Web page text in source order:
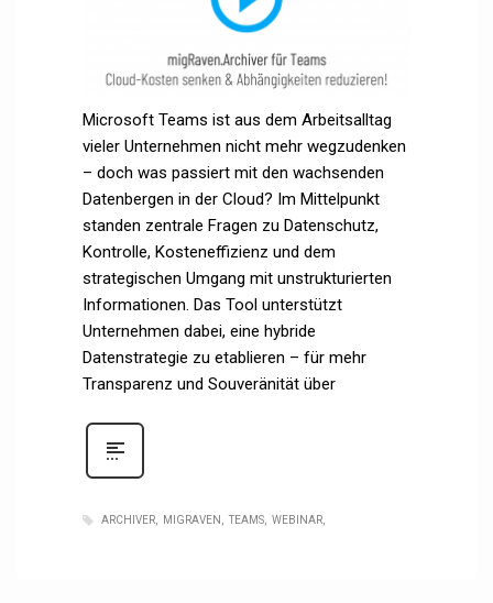
Microsoft Teams ist aus dem Arbeitsalltag
vieler Unternehmen nicht mehr wegzudenken
– doch was passiert mit den wachsenden
Datenbergen in der Cloud? Im Mittelpunkt
standen zentrale Fragen zu Datenschutz,
Kontrolle, Kosteneffizienz und dem
strategischen Umgang mit unstrukturierten
Informationen. Das Tool unterstützt
Unternehmen dabei, eine hybride
Datenstrategie zu etablieren – für mehr
Transparenz und Souveränität über
ARCHIVER MIGRAVEN TEAMS WEBINAR